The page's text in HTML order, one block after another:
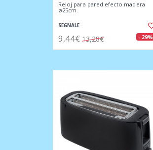
Reloj para pared efecto madera
ø25cm.
SEGNALE
9,44€ 13,28€ - 29%